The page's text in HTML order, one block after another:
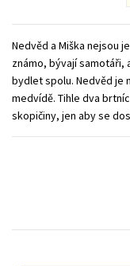
Young adult (SK)
Nedvěd a Miška nejsou
známo, bývají samotáři,
bydlet spolu. Nedvěd je
medvídě. Tihle dva
skopičiny, jen aby se